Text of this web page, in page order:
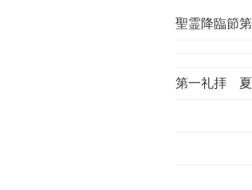
聖霊降臨節
第一礼拝 夏